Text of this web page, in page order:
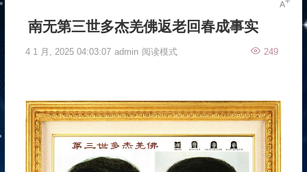
南无第三世多杰羌佛返老回春成事实
4 1 月, 2025 04:03:07 admin 249
阅读模式